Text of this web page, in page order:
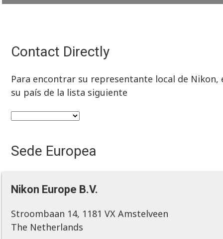
Contact Directly
Para encontrar su representante local de Nikon,
su país de la lista siguiente
Sede Europea
Nikon Europe B.V.
Stroombaan 14, 1181 VX Amstelveen
The Netherlands